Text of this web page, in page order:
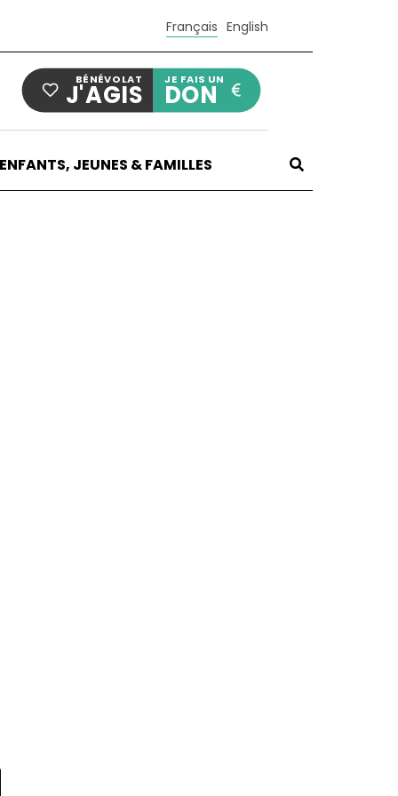
Français English
BÉNÉVOLAT
J'AGIS JE FAIS UN
DON
JEUNES & FAMILLES